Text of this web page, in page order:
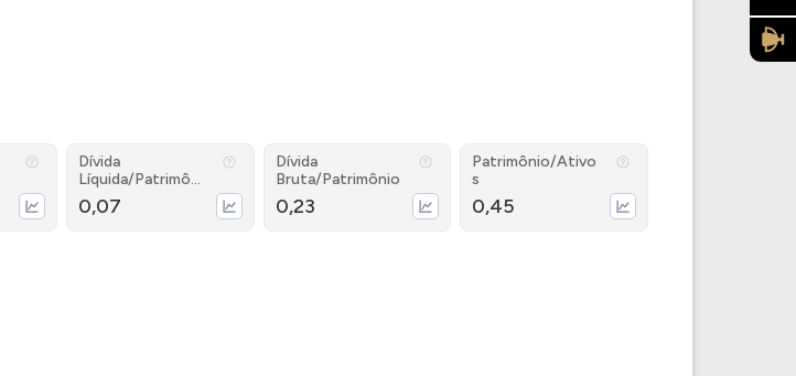
Dívida
Líquida/Patrimôni
o
0,07
Dívida
Bruta/Patrimônio
0,23
Patrimônio/Ativo
s
0,45